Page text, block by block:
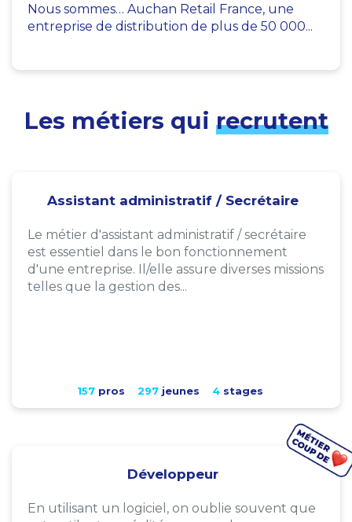
Nous sommes… Auchan Retail France, une
entreprise de distribution de plus de 50 000...
Les métiers qui recrutent
Assistant administratif / Secrétaire
Le métier d'assistant administratif / secrétaire
est essentiel dans le bon fonctionnement
d'une entreprise. Il/elle assure diverses missions
telles que la gestion des...
157pros 297jeunes 4stages
Développeur
En utilisant un logiciel, on oublie souvent que